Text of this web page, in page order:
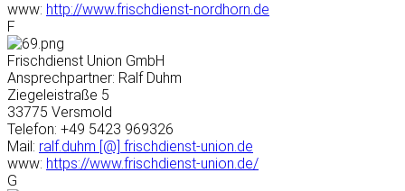
www: http://www.frischdienst-nordhorn.de
F
Frischdienst Union GmbH
Ansprechpartner: Ralf Duhm
Ziegeleistraße 5
33775 Versmold
Telefon: +49 5423 969326
Mail: ralf.duhm [@] frischdienst-union.de
www: https://www.frischdienst-union.de/
G